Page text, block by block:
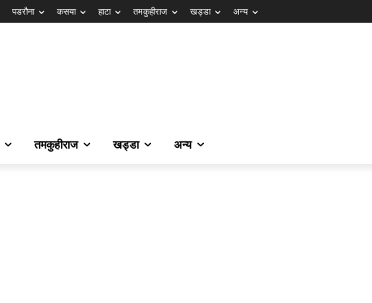
पडरौना कसया हाटा तमकुहीराज खड्डा अन्य
तमकुहीराज खड्डा अन्य